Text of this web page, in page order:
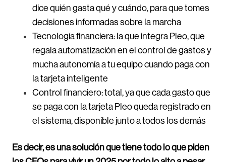
dice quién gasta qué y cuándo, para que tomes
decisiones informadas sobre la marcha
Tecnología financiera: la que integra Pleo, que
regala automatización en el control de gastos y
mucha autonomía a tu equipo cuando paga con
la tarjeta inteligente
Control financiero: total, ya que cada gasto que
se paga con la tarjeta Pleo queda registrado en
el sistema, disponible junto a todos los demás
Es decir, es una solución que tiene todo lo que piden